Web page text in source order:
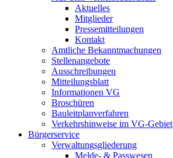
Aktuelles
Mitglieder
Pressemitteilungen
Kontakt
Amtliche Bekanntmachungen
Stellenangebote
Ausschreibungen
Mitteilungsblatt
Informationen VG
Broschüren
Bauleitplanverfahren
Verkehrshinweise im VG-Gebiet
Bürgerservice
Verwaltungsgliederung
Melde- & Passwesen